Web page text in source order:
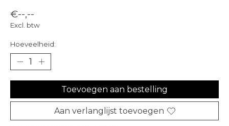
€--,--
Excl. btw
Hoeveelheid:
Toevoegen aan bestelling
Aan verlanglijst toevoegen